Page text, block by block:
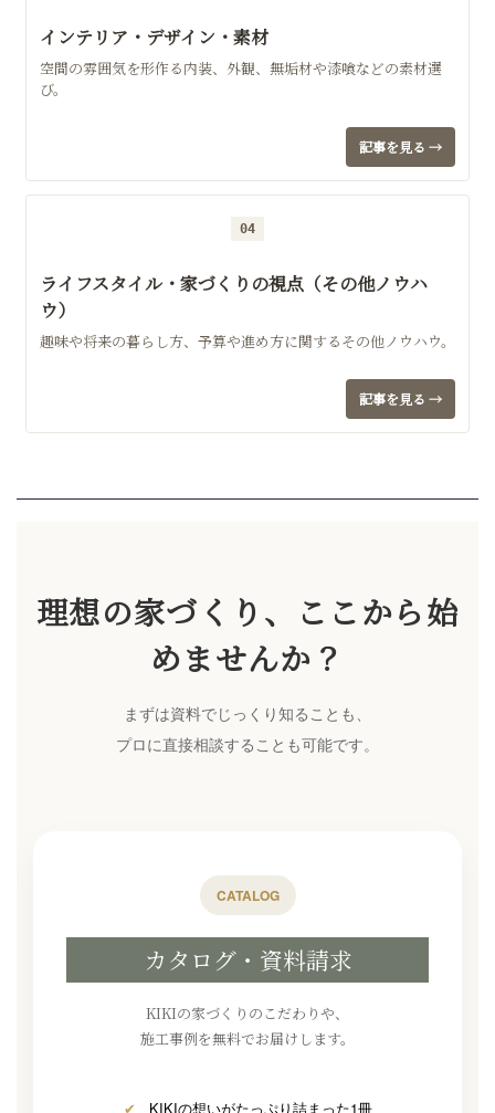
インテリア・デザイン・素材
空間の雰囲気を形作る内装、外観、無垢材や漆喰などの素材選
び。
記事を見る →
04
ライフスタイル・家づくりの視点（その他ノウハ
ウ）
趣味や将来の暮らし方、予算や進め方に関するその他ノウハウ。
記事を見る →
理想の家づくり、ここから始
めませんか？
まずは資料でじっくり知ることも、
プロに直接相談することも可能です。
CATALOG
カタログ・資料請求
KIKIの家づくりのこだわりや、
施工事例を無料でお届けします。
✔ KIKIの想いがたっぷり詰まった1冊